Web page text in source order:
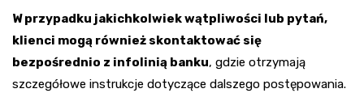
W przypadku jakichkolwiek wątpliwości lub pytań,
klienci mogą również skontaktować się
bezpośrednio z infolinią banku, gdzie otrzymają
szczegółowe instrukcje dotyczące dalszego postępowania.